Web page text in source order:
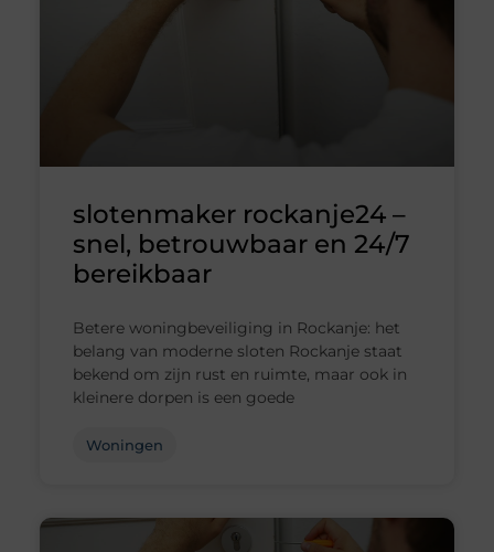
slotenmaker rockanje24 –
snel, betrouwbaar en 24/7
bereikbaar
Betere woningbeveiliging in Rockanje: het
belang van moderne sloten Rockanje staat
bekend om zijn rust en ruimte, maar ook in
kleinere dorpen is een goede
Woningen